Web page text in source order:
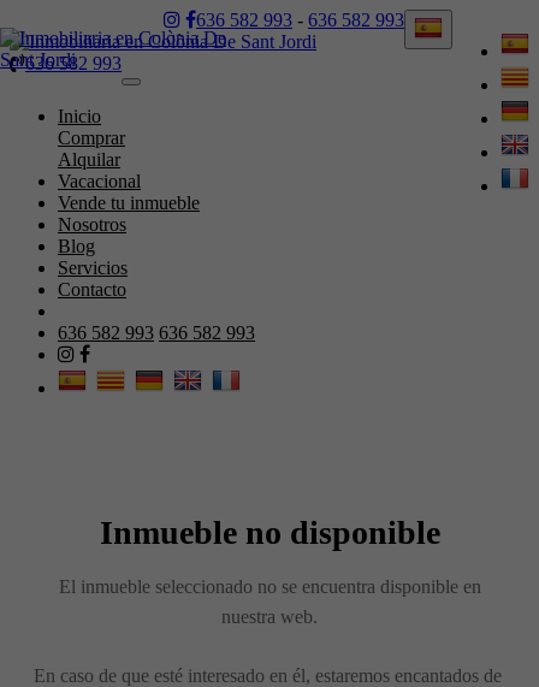
636 582 993 - 636 582 993
636 582 993
Toggle
Inicio
Comprar
Alquilar
Vacacional
Vende tu inmueble
Nosotros
Blog
Servicios
Contacto
636 582 993 636 582 993
Inmueble no disponible
El inmueble seleccionado no se encuentra disponible en
nuestra web.
En caso de que esté interesado en él, estaremos encantados de